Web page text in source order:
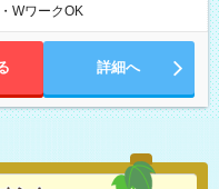
など ※上記の時間
での勤務となります）
WワークOK
詳細へ